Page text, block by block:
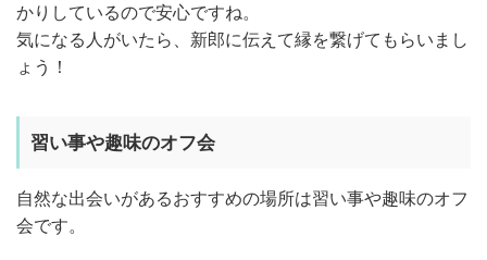
かりしているので安心ですね。
気になる人がいたら、新郎に伝えて縁を繋げてもらいまし
ょう！
習い事や趣味のオフ会
自然な出会いがあるおすすめの場所は習い事や趣味のオフ
会です。